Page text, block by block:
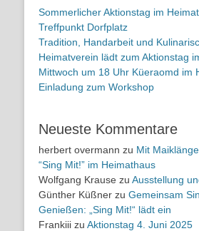
Sommerlicher Aktionstag im
Treffpunkt Dorfplatz
Tradition, Handarbeit und
Heimatverein lädt zum Aktionstag
Mittwoch um 18 Uhr Küeraomd im
Einladung zum Workshop
Neueste Kommentare
herbert overmann zu Mit
“Sing Mit!” im Heimathaus
Wolfgang Krause zu Ausstellung
Günther Küßner zu Gemeinsam
Genießen: „Sing Mit!“ lädt ein
Frankiii zu Aktionstag 4. Juni 2025